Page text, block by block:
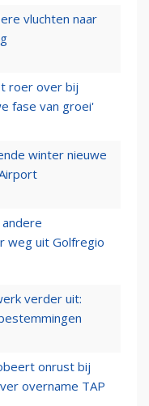
vluchten naar
roer over bij
fase van groei'
winter nieuwe
weg uit Golfregio
verder uit:
onrust bij
overname TAP